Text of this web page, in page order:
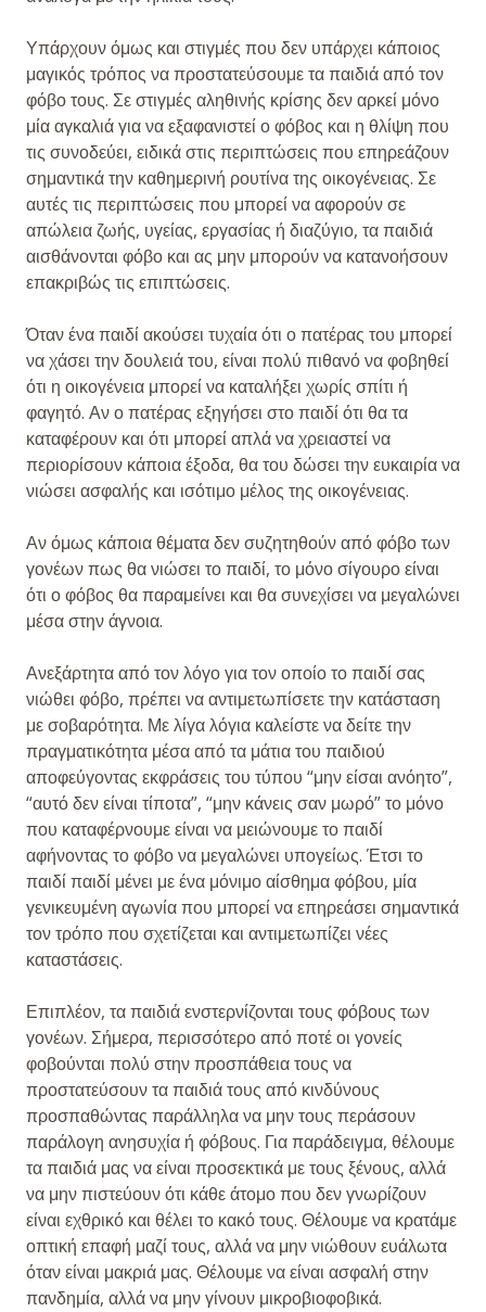
Υπάρχουν όμως και στιγμές που δεν υπάρχει κάποιος
μαγικός τρόπος να προστατεύσουμε τα παιδιά από τον
φόβο τους. Σε στιγμές αληθινής κρίσης δεν αρκεί μόνο
μία αγκαλιά για να εξαφανιστεί ο φόβος και η θλίψη που
τις συνοδεύει, ειδικά στις περιπτώσεις που επηρεάζουν
σημαντικά την καθημερινή ρουτίνα της οικογένειας. Σε
αυτές τις περιπτώσεις που μπορεί να αφορούν σε
απώλεια ζωής, υγείας, εργασίας ή διαζύγιο, τα παιδιά
αισθάνονται φόβο και ας μην μπορούν να κατανοήσουν
επακριβώς τις επιπτώσεις.
Όταν ένα παιδί ακούσει τυχαία ότι ο πατέρας του μπορεί
να χάσει την δουλειά του, είναι πολύ πιθανό να φοβηθεί
ότι η οικογένεια μπορεί να καταλήξει χωρίς σπίτι ή
φαγητό. Αν ο πατέρας εξηγήσει στο παιδί ότι θα τα
καταφέρουν και ότι μπορεί απλά να χρειαστεί να
περιορίσουν κάποια έξοδα, θα του δώσει την ευκαιρία να
νιώσει ασφαλής και ισότιμο μέλος της οικογένειας.
Αν όμως κάποια θέματα δεν συζητηθούν από φόβο των
γονέων πως θα νιώσει το παιδί, το μόνο σίγουρο είναι
ότι ο φόβος θα παραμείνει και θα συνεχίσει να μεγαλώνει
μέσα στην άγνοια.
Ανεξάρτητα από τον λόγο για τον οποίο το παιδί σας
νιώθει φόβο, πρέπει να αντιμετωπίσετε την κατάσταση
με σοβαρότητα. Με λίγα λόγια καλείστε να δείτε την
πραγματικότητα μέσα από τα μάτια του παιδιού
αποφεύγοντας εκφράσεις του τύπου “μην είσαι ανόητο”,
“αυτό δεν είναι τίποτα”, “μην κάνεις σαν μωρό” το μόνο
που καταφέρνουμε είναι να μειώνουμε το παιδί
αφήνοντας το φόβο να μεγαλώνει υπογείως. Έτσι το
παιδί παιδί μένει με ένα μόνιμο αίσθημα φόβου, μία
γενικευμένη αγωνία που μπορεί να επηρεάσει σημαντικά
τον τρόπο που σχετίζεται και αντιμετωπίζει νέες
καταστάσεις.
Επιπλέον, τα παιδιά ενστερνίζονται τους φόβους των
γονέων. Σήμερα, περισσότερο από ποτέ οι γονείς
φοβούνται πολύ στην προσπάθεια τους να
προστατεύσουν τα παιδιά τους από κινδύνους
προσπαθώντας παράλληλα να μην τους περάσουν
παράλογη ανησυχία ή φόβους. Για παράδειγμα, θέλουμε
τα παιδιά μας να είναι προσεκτικά με τους ξένους, αλλά
να μην πιστεύουν ότι κάθε άτομο που δεν γνωρίζουν
είναι εχθρικό και θέλει το κακό τους. Θέλουμε να κρατάμε
οπτική επαφή μαζί τους, αλλά να μην νιώθουν ευάλωτα
όταν είναι μακριά μας. Θέλουμε να είναι ασφαλή στην
πανδημία, αλλά να μην γίνουν μικροβιοφοβικά.